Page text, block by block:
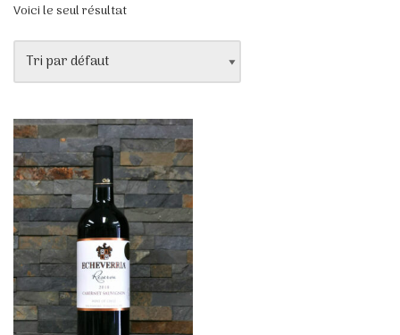
Voici le seul résultat